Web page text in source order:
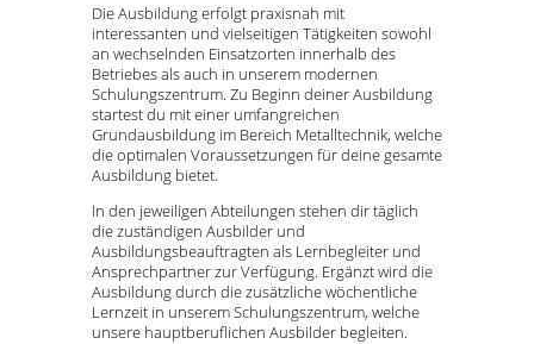
Die Ausbildung erfolgt praxisnah mit
interessanten und vielseitigen Tätigkeiten sowohl
an wechselnden Einsatzorten innerhalb des
Betriebes als auch in unserem modernen
Schulungszentrum. Zu Beginn deiner Ausbildung
startest du mit einer umfangreichen
Grundausbildung im Bereich Metalltechnik, welche
die optimalen Voraussetzungen für deine gesamte
Ausbildung bietet.
In den jeweiligen Abteilungen stehen dir täglich
die zuständigen Ausbilder und
Ausbildungsbeauftragten als Lernbegleiter und
Ansprechpartner zur Verfügung. Ergänzt wird die
Ausbildung durch die zusätzliche wöchentliche
Lernzeit in unserem Schulungszentrum, welche
unsere hauptberuflichen Ausbilder begleiten.